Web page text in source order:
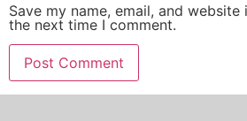
Save my name, email, and
the next time I comment.